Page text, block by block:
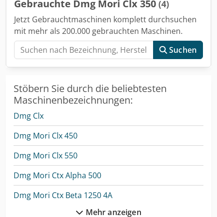
A2-6 Spindelbohrung D73 mm Durchlass 51 mm
Antriebsleistung 16,5/11 kW Revolver 12-fach (mit innerer
Kühlmittelzufuhr) Aufnahme VDI30 C Achse
programmierbar Reitstockhülse Morse 4 Reitstockweg 550
mm Bewegung hydraulisch Strombedarf 28 kVA Gewicht ca
4400 kg Abmessungen (mit Spaeneförderer) 2800 (3680) x
1780 x 1850 mm Zubehör, Ausstattung Dedpfx Aeyr I A
D65 Durchlass (Spindel gesperrt) - Spaeneförderer
(Förderband) - Kühlmittelanlage - C+Y Achsen -
Eingebauter Werkzeugmessarm - Reitstock - Handbücher
Gebrauchte Dmg Mori Clx 350 (4)
Jetzt Gebrauchtmaschinen komplett durchsuchen
mit mehr als 200.000 gebrauchten Maschinen.
Suchen
Stöbern Sie durch die beliebtesten
Maschinenbezeichnungen:
Dmg Clx
Dmg Mori Clx 450
Dmg Mori Clx 550
Dmg Mori Ctx Alpha 500
Dmg Mori Ctx Beta 1250 4A
Dmg Mori Ctx Beta 1250 TcMehr anzeigen